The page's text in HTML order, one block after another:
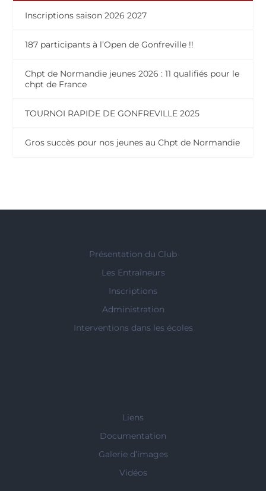
Inscriptions saison 2026 2027
187 participants à l’Open de Gonfreville !!
Chpt de Normandie jeunes 2026 : 11 qualifiés pour le
chpt de France
TOURNOI RAPIDE DE GONFREVILLE 2025
Gros succès pour nos jeunes au Chpt de Normandie
Présentation du Club
Les Entraîneurs
Inscriptions
Administration
Interventions dans les écoles
Liens
Documentation
Galerie d’images
Vidéos